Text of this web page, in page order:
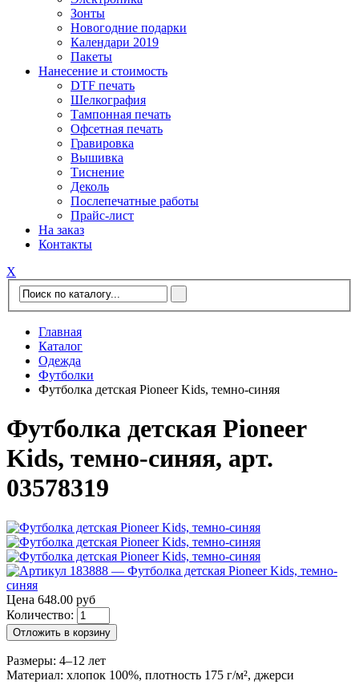
Зонты
Новогодние подарки
Календари 2019
Пакеты
Нанесение и стоимость
DTF печать
Шелкография
Тампонная печать
Офсетная печать
Гравировка
Вышивка
Тиснение
Деколь
Послепечатные работы
Прайс-лист
На заказ
Контакты
Х
Главная
Каталог
Одежда
Футболки
Футболка детская Pioneer Kids, темно-синяя
Футболка детская Pioneer
Kids, темно-синяя, арт.
03578319
Цена 648.00 руб
Количество:
Отложить в корзину
Размеры: 4–12 лет
Материал: хлопок 100%, плотность 175 г/м², джерси